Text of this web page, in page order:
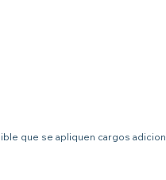
que se apliquen cargos